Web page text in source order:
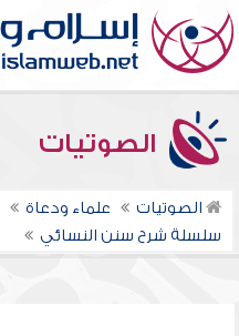
الصوتيات
الصوتيات علماء ودعاة
سلسلة شرح سنن النسائي